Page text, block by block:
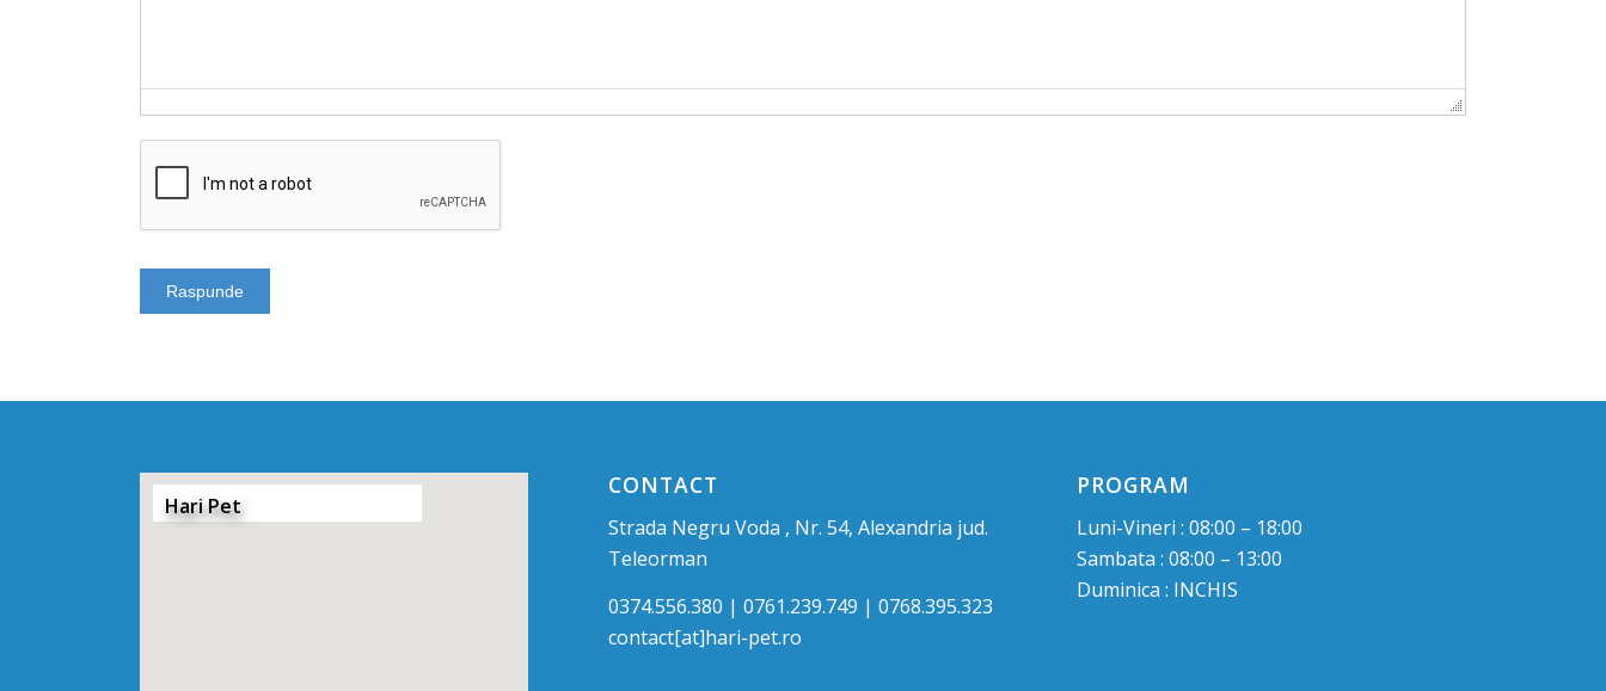
Hari Pet
CONTACT
Strada Negru Voda , Nr. 54, Alexandria jud.
Teleorman
0374.556.380 | 0761.239.749 | 0768.395.323
contact[at]hari-pet.ro
PROGRAM
Luni-Vineri : 08:00 – 18:00
Sambata : 08:00 – 13:00
Duminica : INCHIS